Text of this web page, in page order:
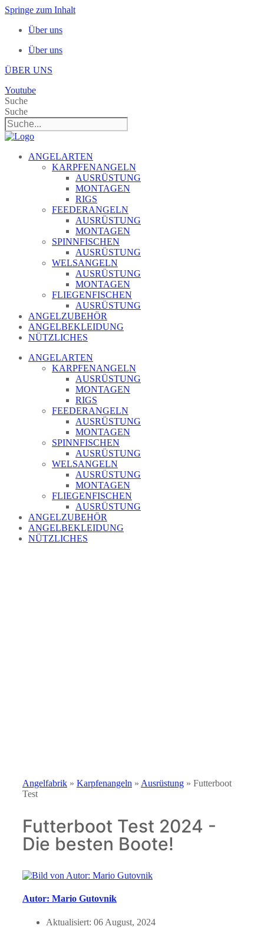
Springe zum Inhalt
Über uns
Über uns
ÜBER UNS
Youtube
Suche
Suche
ANGELARTEN
KARPFENANGELN
AUSRÜSTUNG
MONTAGEN
RIGS
FEEDERANGELN
AUSRÜSTUNG
MONTAGEN
SPINNFISCHEN
AUSRÜSTUNG
WELSANGELN
AUSRÜSTUNG
MONTAGEN
FLIEGENFISCHEN
AUSRÜSTUNG
ANGELZUBEHÖR
ANGELBEKLEIDUNG
NÜTZLICHES
ANGELARTEN
KARPFENANGELN
AUSRÜSTUNG
MONTAGEN
RIGS
FEEDERANGELN
AUSRÜSTUNG
MONTAGEN
SPINNFISCHEN
AUSRÜSTUNG
WELSANGELN
AUSRÜSTUNG
MONTAGEN
FLIEGENFISCHEN
AUSRÜSTUNG
ANGELZUBEHÖR
ANGELBEKLEIDUNG
NÜTZLICHES
Angelfabrik » Karpfenangeln » Ausrüstung » Futterboot
Test
Futterboot Test 2024 -
Die besten Boote!
Autor: Mario Gutovnik
Aktualisiert: 06 August, 2024